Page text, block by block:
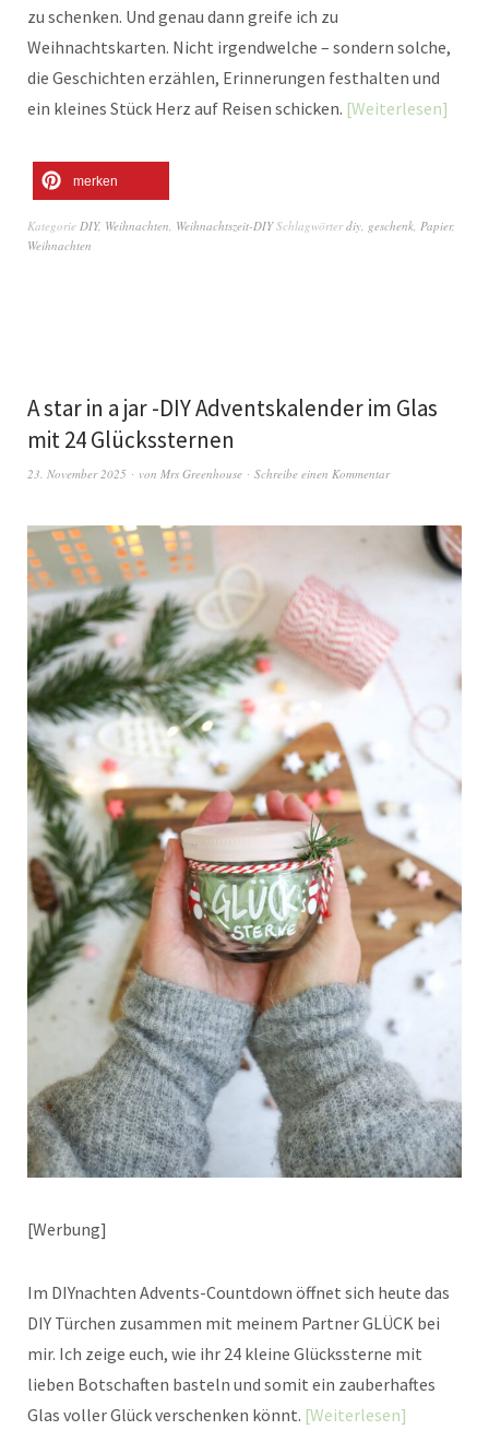
zu schenken. Und genau dann greife ich zu
Weihnachtskarten. Nicht irgendwelche – sondern solche,
die Geschichten erzählen, Erinnerungen festhalten und
ein kleines Stück Herz auf Reisen schicken. Weiterlesen
merken
Kategorie DIY, Weihnachten Weihnachtszeit-DIY Schlagwörterdiy geschenk Papier,
Weihnachten
A star in a jar -DIY Adventskalender im Glas
mit 24 Glückssternen
23. November 2025 von Mrs Greenhouse Schreibe einen Kommentar
[Werbung]
Im DIYnachten Advents-Countdown öffnet sich heute das
DIY Türchen zusammen mit meinem Partner GLÜCK bei
mir. Ich zeige euch, wie ihr 24 kleine Glückssterne mit
lieben Botschaften basteln und somit ein zauberhaftes
Glas voller Glück verschenken könnt. Weiterlesen